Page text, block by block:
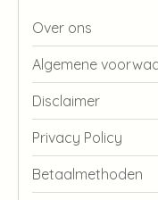
Over ons
Algemene
Disclaimer
Privacy Policy
Betaalmethoden